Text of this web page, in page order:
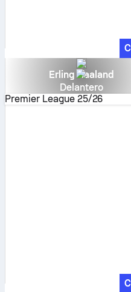
Erling Haaland
Delantero
Premier League 25/26